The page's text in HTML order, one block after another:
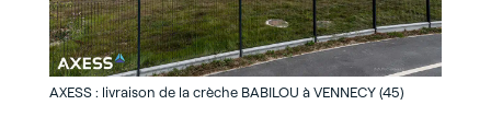
AXESS : livraison de la crèche BABILOU à VENNECY (45)